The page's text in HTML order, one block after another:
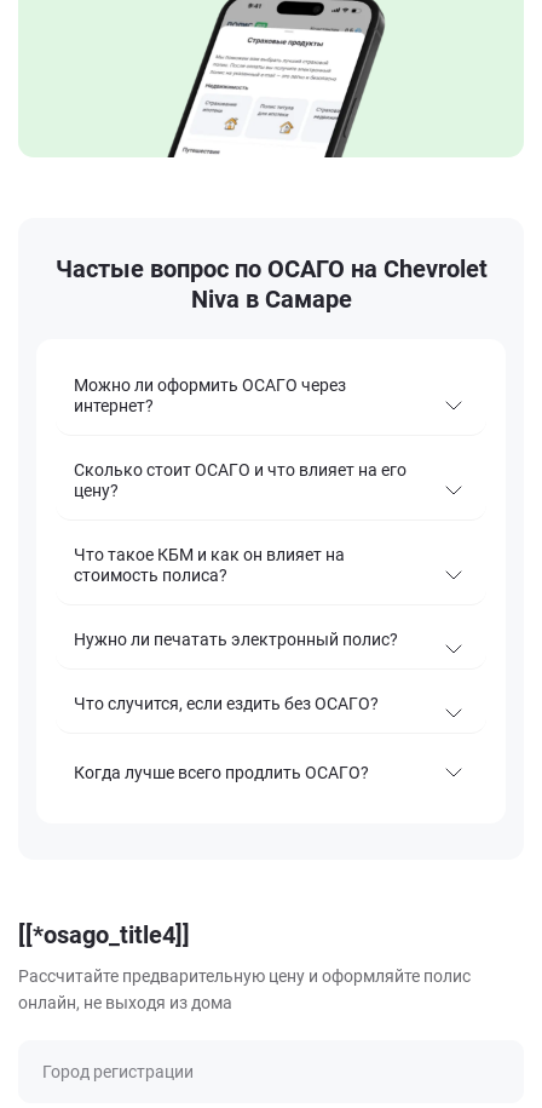
Частые вопрос по ОСАГО на Chevrolet
Niva в Самаре
Можно ли оформить ОСАГО через
интернет?
Сколько стоит ОСАГО и что влияет на его
цену?
Что такое КБМ и как он влияет на
стоимость полиса?
Нужно ли печатать электронный полис?
Что случится, если ездить без ОСАГО?
Когда лучше всего продлить ОСАГО?
[[*osago_title4]]
Рассчитайте предварительную цену и оформляйте полис
онлайн, не выходя из дома
Город регистрации